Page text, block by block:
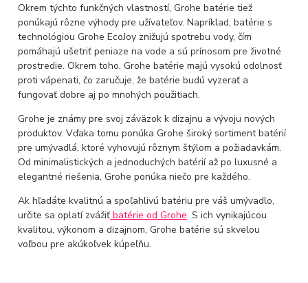
Okrem týchto funkčných vlastností, Grohe batérie tiež
ponúkajú rôzne výhody pre užívateľov. Napríklad, batérie s
technológiou Grohe EcoJoy znižujú spotrebu vody, čím
pomáhajú ušetriť peniaze na vode a sú prínosom pre životné
prostredie. Okrem toho, Grohe batérie majú vysokú odolnosť
proti vápenati, čo zaručuje, že batérie budú vyzerať a
fungovať dobre aj po mnohých použitiach.
Grohe je známy pre svoj záväzok k dizajnu a vývoju nových
produktov. Vďaka tomu ponúka Grohe široký sortiment batérií
pre umývadlá, ktoré vyhovujú rôznym štýlom a požiadavkám.
Od minimalistických a jednoduchých batérií až po luxusné a
elegantné riešenia, Grohe ponúka niečo pre každého.
Ak hľadáte kvalitnú a spoľahlivú batériu pre váš umývadlo,
určite sa oplatí zvážiť batérie od Grohe. S ich vynikajúcou
kvalitou, výkonom a dizajnom, Grohe batérie sú skvelou
voľbou pre akúkoľvek kúpeľňu.